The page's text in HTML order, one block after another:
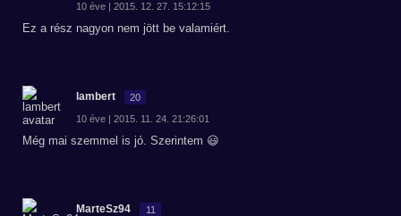
10 éve | 2015. 12. 27. 15:12:15
Ez a rész nagyon nem jött be valamiért.
lambert 20
10 éve | 2015. 11. 24. 21:26:01
Még mai szemmel is jó. Szerintem 😃
MarteSz94 11